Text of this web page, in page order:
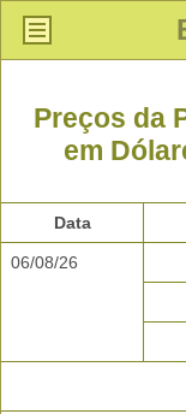
Preços da
em
Data
06/08/26